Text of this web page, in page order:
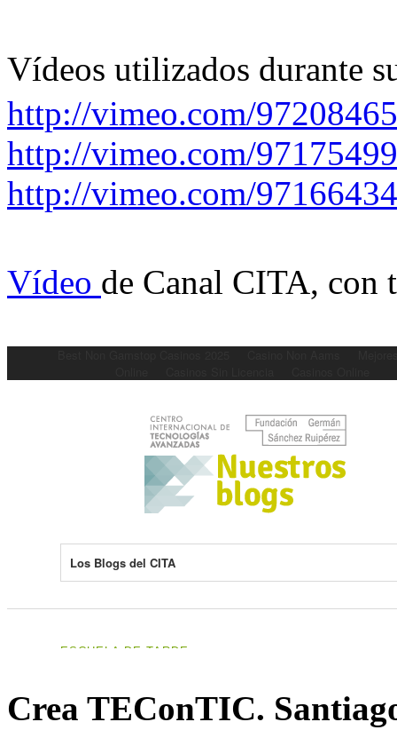
Vídeos utilizados durante
http://vimeo.com/97208465
http://vimeo.com/97175499
http://vimeo.com/97166434
Vídeo de Canal CITA, con
Crea TEConTIC.